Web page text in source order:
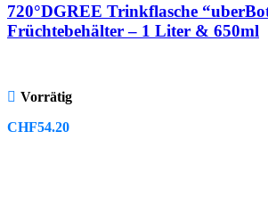
720°DGREE Trinkflasche
Früchtebehälter – 1 Liter & 650ml
Vorrätig
CHF54.20